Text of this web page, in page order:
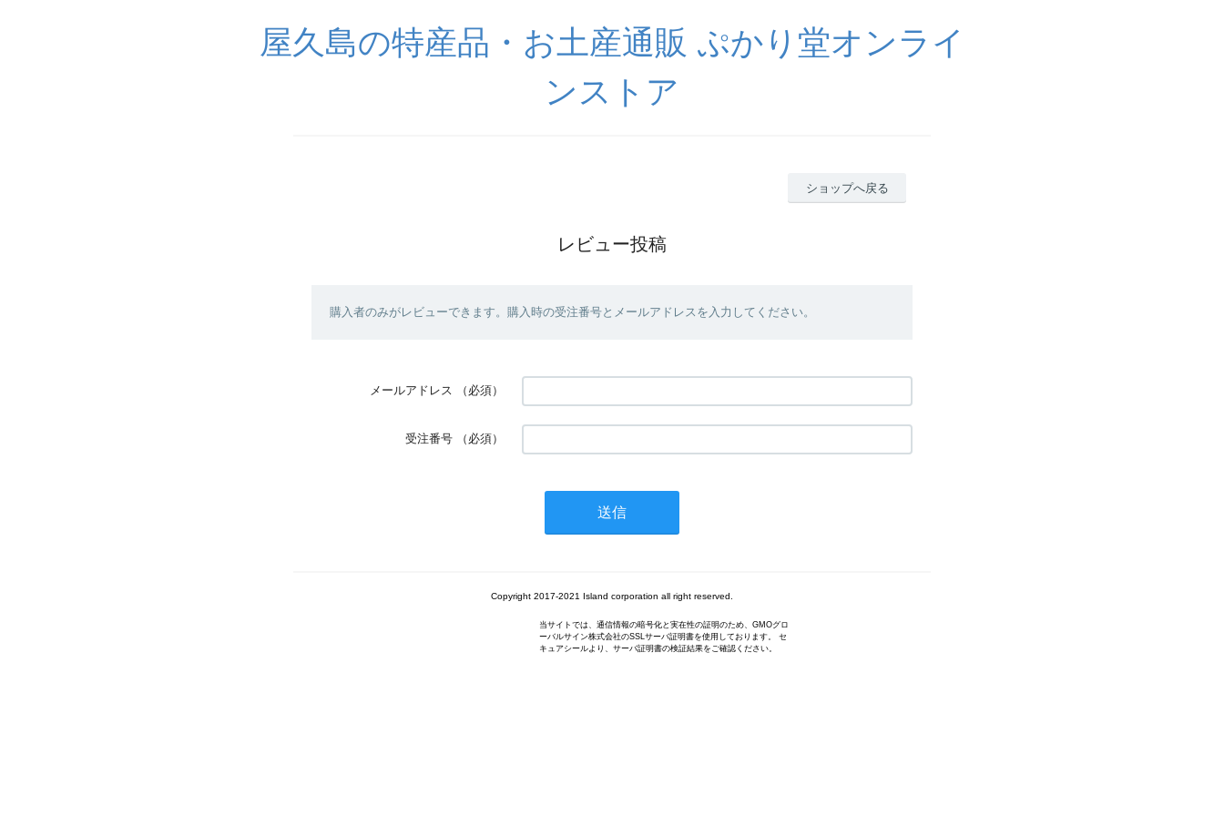
屋久島の特産品・お土産通販 ぷかり堂オンライ
ンストア
ショップへ戻る
レビュー投稿
購入者のみがレビューできます。購入時の受注番号とメールアドレスを入力してください。
メールアドレス （必須）
受注番号 （必須）
Copyright 2017-2021 Island corporation all right reserved.
当サイトでは、通信情報の暗号化と実在性の証明のため、GMOグロ
ーバルサイン株式会社のSSLサーバ証明書を使用しております。 セ
キュアシールより、サーバ証明書の検証結果をご確認ください。